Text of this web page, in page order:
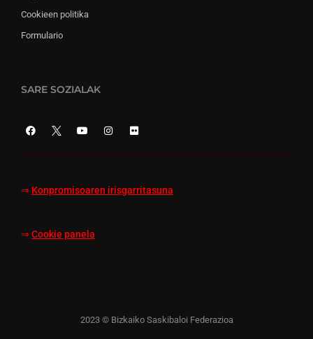
Cookieen politika
Formulario
SARE SOZIALAK
⇒ Konpromisoaren irisgarritasuna
⇒ Cookie panela
2023 © Bizkaiko Saskibaloi Federazioa